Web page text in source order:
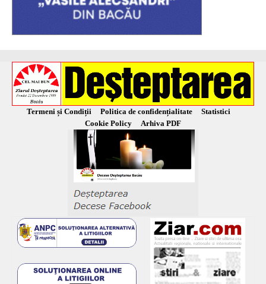
Termeni și Condiții Politica de confidențialitate
Statistici
Cookie Policy
Arhiva PDF